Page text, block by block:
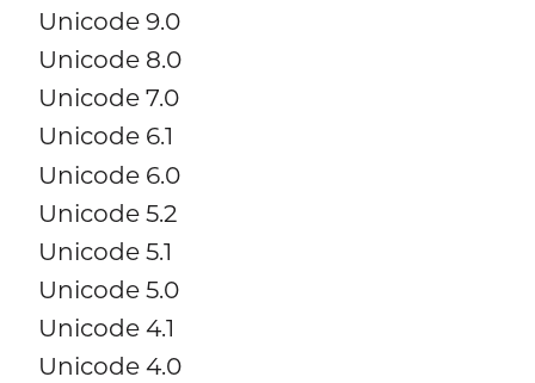
Unicode 9.0
Unicode 8.0
Unicode 7.0
Unicode 6.1
Unicode 6.0
Unicode 5.2
Unicode 5.1
Unicode 5.0
Unicode 4.1
Unicode 4.0